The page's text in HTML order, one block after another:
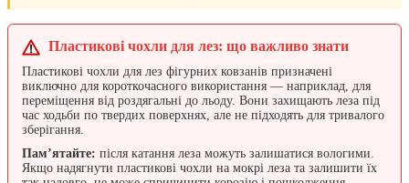
Пластикові чохли для лез: що важливо знати
Пластикові чохли для лез фігурних ковзанів призначені
виключно для короткочасного використання — наприклад, для
переміщення від роздягальні до льоду. Вони захищають леза під
час ходьби по твердих поверхнях, але не підходять для тривалого
зберігання.
Пам’ятайте: після катання леза можуть залишатися вологими.
Якщо надягнути пластикові чохли на мокрі леза та залишити їх